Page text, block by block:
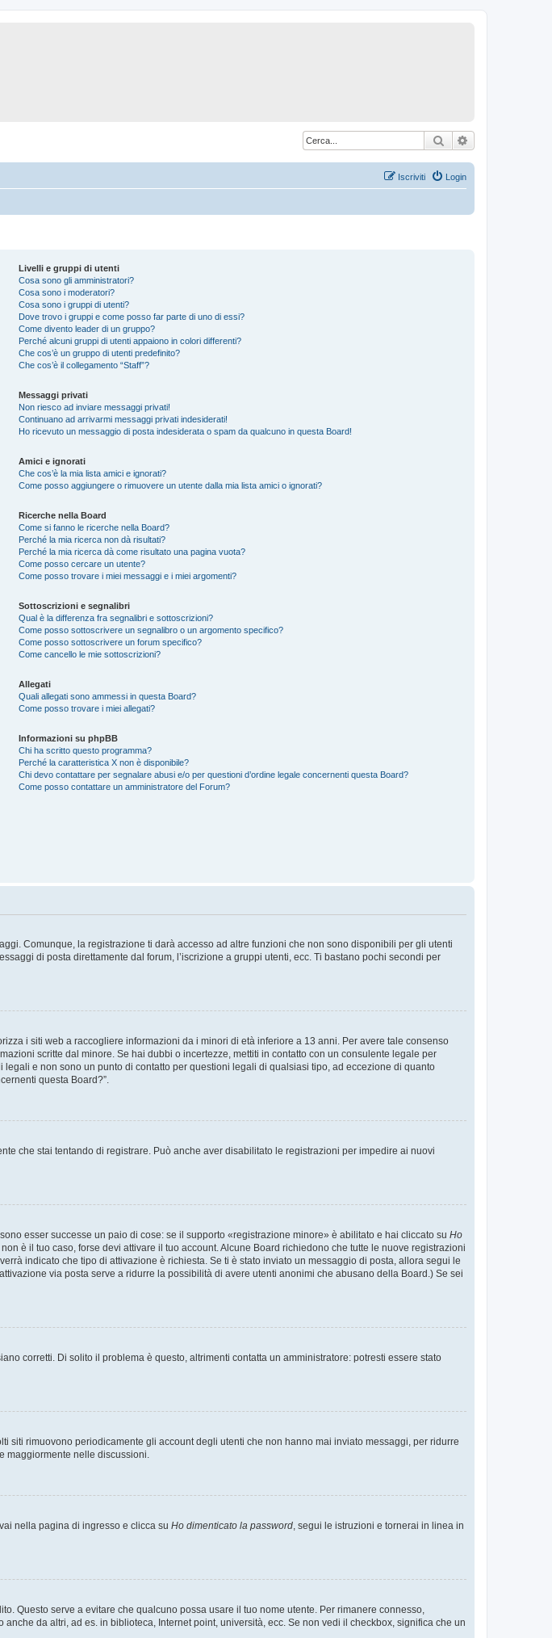
Cerca
Login
Iscriviti
Livelli e gruppi di utenti
Cosa sono gli amministratori?
Cosa sono i moderatori?
Cosa sono i gruppi di utenti?
Dove trovo i gruppi e come posso far parte di uno di essi?
Come divento leader di un gruppo?
Perché alcuni gruppi di utenti appaiono in colori differenti?
Che cos’è un gruppo di utenti predefinito?
Che cos’è il collegamento “Staff”?
Messaggi privati
Non riesco ad inviare messaggi privati!
Continuano ad arrivarmi messaggi privati indesiderati!
Ho ricevuto un messaggio di posta indesiderata o spam da qualcuno in questa Board!
Amici e ignorati
Che cos’è la mia lista amici e ignorati?
Come posso aggiungere o rimuovere un utente dalla mia lista amici o ignorati?
Ricerche nella Board
Come si fanno le ricerche nella Board?
Perché la mia ricerca non dà risultati?
Perché la mia ricerca dà come risultato una pagina vuota?
Come posso cercare un utente?
Come posso trovare i miei messaggi e i miei argomenti?
Sottoscrizioni e segnalibri
Qual è la differenza fra segnalibri e sottoscrizioni?
Come posso sottoscrivere un segnalibro o un argomento specifico?
Come posso sottoscrivere un forum specifico?
Come cancello le mie sottoscrizioni?
Allegati
Quali allegati sono ammessi in questa Board?
Come posso trovare i miei allegati?
Informazioni su phpBB
Chi ha scritto questo programma?
Perché la caratteristica X non è disponibile?
Chi devo contattare per segnalare abusi e/o per questioni d’ordine legale concernenti questa Board?
Come posso contattare un amministratore del Forum?
Comunque, la registrazione ti darà accesso ad altre funzioni che non sono disponibili per gli utenti
di posta direttamente dal forum, l’iscrizione a gruppi utenti, ecc. Ti bastano pochi secondi per
i siti web a raccogliere informazioni da i minori di età inferiore a 13 anni. Per avere tale consenso
scritte dal minore. Se hai dubbi o incertezze, mettiti in contatto con un consulente legale per
e non sono un punto di contatto per questioni legali di qualsiasi tipo, ad eccezione di quanto
questa Board?”.
che stai tentando di registrare. Può anche aver disabilitato le registrazioni per impedire ai nuovi
esser successe un paio di cose: se il supporto «registrazione minore» è abilitato e hai cliccato su Ho
è il tuo caso, forse devi attivare il tuo account. Alcune Board richiedono che tutte le nuove registrazioni
indicato che tipo di attivazione è richiesta. Se ti è stato inviato un messaggio di posta, allora segui le
via posta serve a ridurre la possibilità di avere utenti anonimi che abusano della Board.) Se sei
corretti. Di solito il problema è questo, altrimenti contatta un amministratore: potresti essere stato
rimuovono periodicamente gli account degli utenti che non hanno mai inviato messaggi, per ridurre
maggiormente nelle discussioni.
nella pagina di ingresso e clicca su Ho dimenticato la password, segui le istruzioni e tornerai in linea in
Questo serve a evitare che qualcuno possa usare il tuo nome utente. Per rimanere connesso,
da altri, ad es. in biblioteca, Internet point, università, ecc. Se non vedi il checkbox, significa che un